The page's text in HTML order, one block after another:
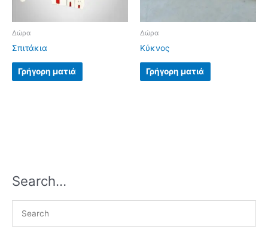
Δώρα
Σπιτάκια
Γρήγορη ματιά
Δώρα
Κύκνος
Γρήγορη ματιά
Search…